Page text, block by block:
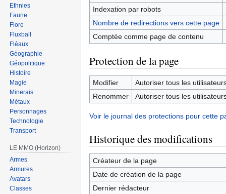
Indexation par robots
Nombre de redirections vers cette page
Comptée comme page de contenu
Protection de la page
Modifier
Autoriser tous les
Renommer
Autoriser tous les
Voir le journal des protections pour cette
Historique des modifications
Créateur de la page
Date de création de la page
Dernier rédacteur
Ethnies
Faune
Flore
Fluxball
Fléaux
Géographie
Géopolitique
Histoire
Magie
Minerais
Métaux
Personnages
Technologie
Transport
LE MMO (Horizon)
Armes
Armures
Avatars
Classes